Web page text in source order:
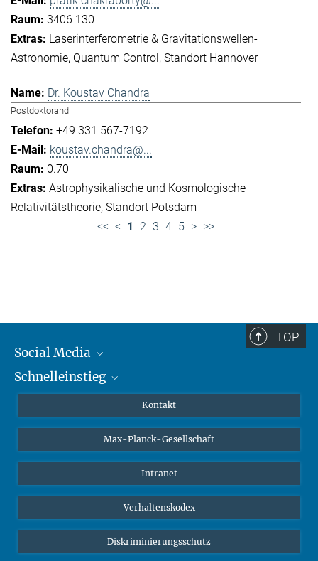
3406 130
Laserinterferometrie & Gravitationswellen-
Astronomie Quantum Control Standort Hannover
Dr. Koustav Chandra
Postdoktorand
+49 331 567-7192
koustav.chandra@...
0.70
Astrophysikalische und Kosmologische
Relativitätstheorie Standort Potsdam
<< < 1 2 3 4 5 > >>
TOP
Social Media
Mastodon
Schnelleinstieg
Studierende
Schüler*innen
Öffentlichkeit
Alumnae | Alumni
Kontakt
Max-Planck-Gesellschaft
Intranet
Verhaltenskodex
Diskriminierungsschutz